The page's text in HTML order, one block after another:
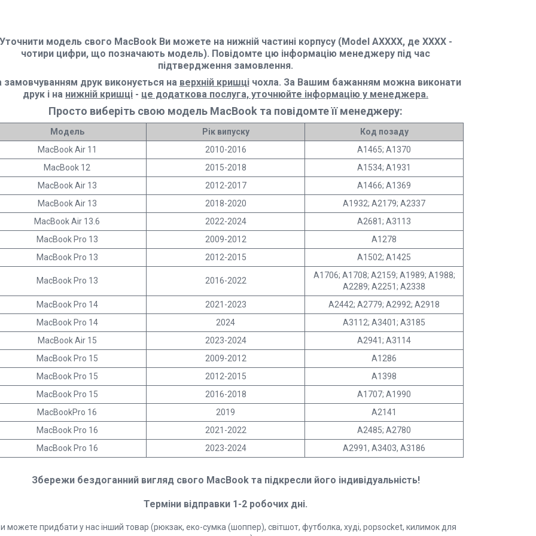
модель свого MacBook Ви можете на нижній частині корпусу (Model AXXXX, де XXXX -
чотири цифри, що позначають модель). Повідомте цю інформацію менеджеру під час
підтвердження замовлення.
замовчуванням друк виконується на верхній кришцічохла. За Вашим бажанням можна виконати
друк і на нижній кришці - це додаткова послуга, уточнюйте інформацію у менеджера.
Просто виберіть свою модель MacBook та повідомте її менеджеру:
Модель Рік випуску
Код позаду
MacBook Air 11
2010-2016
A1465; A1370
MacBook 12
2015-2018
A1534; A1931
MacBook Air 13
2012-2017
A1466; A1369
MacBook Air 13
2018-2020
A1932; A2179; A2337
MacBook Air 13.6
2022-2024
A2681; A3113
MacBook Pro 13
2009-2012
A1278
MacBook Pro 13
2012-2015 A1502; A1425
MacBook Pro 13 2016-2022
A1706; A1708; A2159; A1989; A1988;
A2289; A2251; A2338
MacBook Pro 14
2021-2023
A2442; А2779; А2992; A2918
MacBook Pro 14
2024
A3112; А3401; А3185
MacBook Air 15
2023-2024
A2941; A3114
MacBook Pro 15
2009-2012
A1286
MacBook Pro 15
2012-2015
A1398
MacBook Pro 15
2016-2018
A1707; A1990
MacBookPro 16
2019
A2141
MacBook Pro 16
2021-2022
A2485; А2780
MacBook Pro 16
2023-2024 A2991, A3403, A3186
Збережи бездоганний вигляд свого MacBook та підкресли його індивідуальність!
Терміни відправки 1-2 робочих дні.
можете придбати у нас інший товар (рюкзак, еко-сумка (шоппер), світшот, футболка, худі, popsocket, килимок для